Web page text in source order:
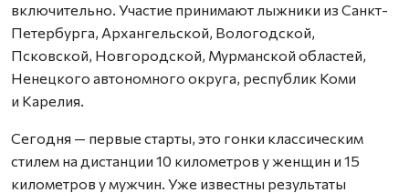
включительно. Участие принимают лыжники из Санкт-
Петербурга, Архангельской, Вологодской,
Псковской, Новгородской, Мурманской областей,
Ненецкого автономного округа, республик Коми
и Карелия.
Сегодня — первые старты, это гонки классическим
стилем на дистанции 10 километров у женщин и 15
километров у мужчин. Уже известны результаты